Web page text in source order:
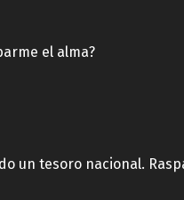
el alma?
un tesoro nacional.